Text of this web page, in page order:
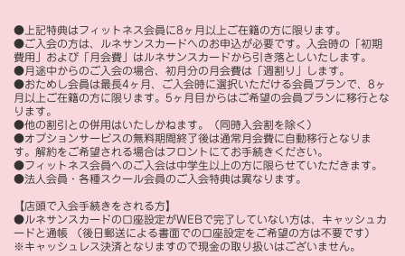
●上記特典はフィットネス会員に8ヶ月以上ご在籍の方に限ります。
●ご入会の方は、ルネサンスカードへのお申込が必要です。入会時の「初期
費用」および「月会費」はルネサンスカードから引き落としいたします。
●月途中からのご入会の場合、初月分の月会費は「週割り」します。
●おためし会員は最長4ヶ月、ご入会時に選択いただける会員プランで、8ヶ
月以上ご在籍の方に限ります。5ヶ月目からはご希望の会員プランに移行とな
ります。
●他の割引との併用はいたしかねます。（同時入会割を除く）
●オプションサービスの無料期間終了後は通常月会費に自動移行となりま
す。解約をご希望される場合はフロントにてお手続きください。
●フィットネス会員へのご入会は中学生以上の方に限らせていただきます。
●法人会員・各種スクール会員のご入会特典は異なります。
【店頭で入会手続きをされる方】
●ルネサンスカードの口座設定がWEBで完了していない方は、キャッシュカ
ードと通帳 （後日郵送による書面での口座設定をご希望の方は不要です）
※キャッシュレス決済となりますので現金の取り扱いはございません。